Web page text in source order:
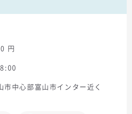
円
市中心部富山市インター近く